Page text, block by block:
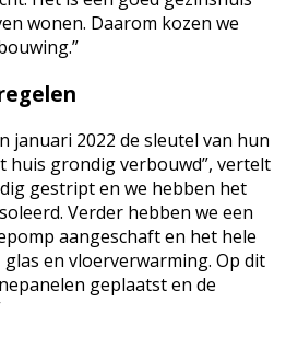
wonen. Daarom kozen we
januari 2022 de sleutel van hun
huis grondig verbouwd”, vertelt
gestript en we hebben het
Verder hebben we een
aangeschaft en het hele
en vloerverwarming. Op dit
geplaatst en de